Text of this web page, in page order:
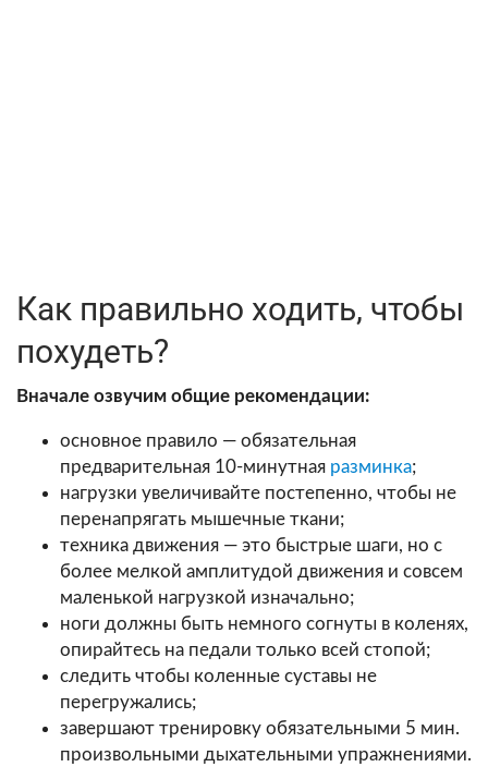
Как правильно ходить, чтобы
похудеть?
Вначале озвучим общие рекомендации:
основное правило — обязательная
предварительная 10-минутная разминка;
нагрузки увеличивайте постепенно, чтобы не
перенапрягать мышечные ткани;
техника движения — это быстрые шаги, но с
более мелкой амплитудой движения и совсем
маленькой нагрузкой изначально;
ноги должны быть немного согнуты в коленях,
опирайтесь на педали только всей стопой;
следить чтобы коленные суставы не
перегружались;
завершают тренировку обязательными 5 мин.
произвольными дыхательными упражнениями.